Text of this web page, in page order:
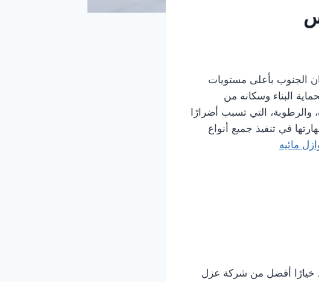
الجنوب بأعلى مستويات
البناء وسكانه من
والرطوبة، التي تسبب أضرارًا
في تنفيذ جميع أنواع
مائيه
خيارًا أفضل من شركة عزل